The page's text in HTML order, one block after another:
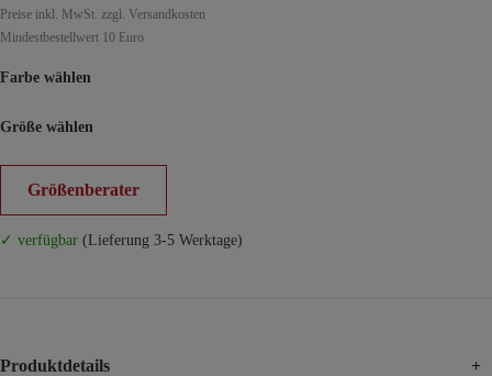
Preise inkl. MwSt. zzgl. Versandkosten
Mindestbestellwert 10 Euro
Farbe wählen
Größe wählen
Größenberater
✓ verfügbar (Lieferung 3-5 Werktage)
Produktdetails +